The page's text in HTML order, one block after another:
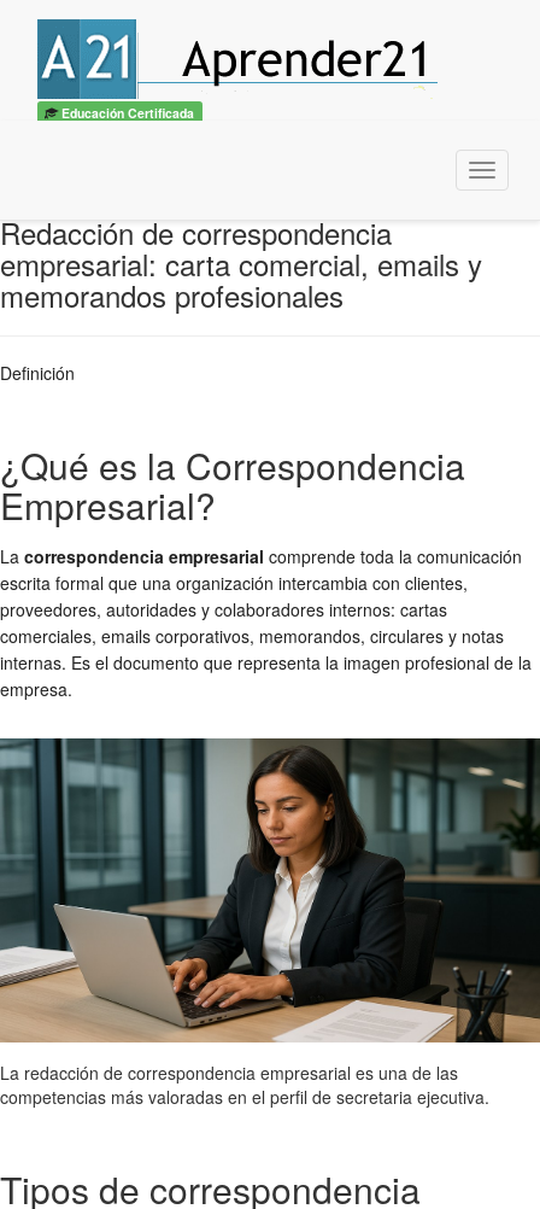
Educación Certificada
Menu
Redacción de correspondencia
empresarial: carta comercial, emails y
memorandos profesionales
Definición
¿Qué es la Correspondencia
Empresarial?
La correspondencia empresarial comprende toda la comunicación
escrita formal que una organización intercambia con clientes,
proveedores, autoridades y colaboradores internos: cartas
comerciales, emails corporativos, memorandos, circulares y notas
internas. Es el documento que representa la imagen profesional de la
empresa.
La redacción de correspondencia empresarial es una de las
competencias más valoradas en el perfil de secretaria ejecutiva.
Tipos de correspondencia